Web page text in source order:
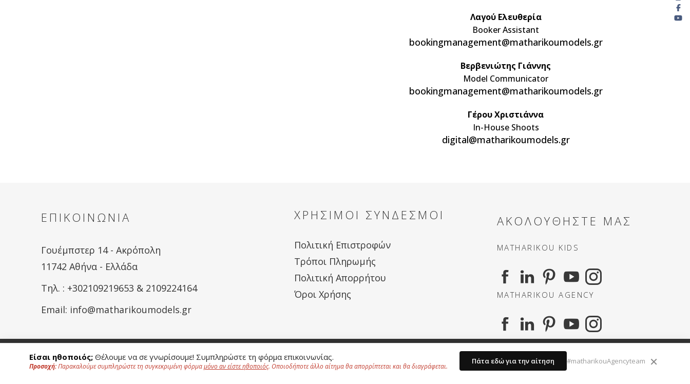
Λαγού Ελευθερία
Booker Assistant
bookingmanagement@matharikoumodels.gr
Βερβενιώτης Γιάννης
Model Communicator
bookingmanagement@matharikoumodels.gr
Γέρου Χριστιάννα
In-House Shoots
digital@matharikoumodels.gr
ΕΠΙΚΟΙΝΩΝΙΑ
Γουέμπστερ 14 - Ακρόπολη
11742 Αθήνα - Ελλάδα
Tηλ. : +302109219653 & 2109224164
Email: info@matharikoumodels.gr
ΧΡΗΣΙΜΟΙ ΣΥΝΔΕΣΜΟΙ
Πολιτική Επιστροφών
Τρόποι Πληρωμής
Πολιτική Απορρήτου
Όροι Χρήσης
ΑΚΟΛΟΥΘΗΣΤΕ ΜΑΣ
MATHARIKOU KIDS
MATHARIKOU AGENCY
Copyright © 2026 All Rights Reserved - Website by InnovateOne
Είσαι ηθοποιός; Θέλουμε να σε γνωρίσουμε! Συμπληρώστε τη φόρμα επικοινωνίας.
Προσοχή:Παρακαλούμε συμπληρώστε τη συγκεκριμένη φόρμαμόνο αν είστε ηθοποιός. Οποιοδήποτε άλλο αίτημα θα απορρίπτεται και θα διαγράφεται.
Πάτα εδώ για την αίτηση #matharikouAgencyteam ×
Πολιτική Απορρήτου
Συμφωνώ